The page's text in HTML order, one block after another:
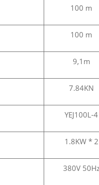
100 m
100 m
9,1m
7.84KN
YEJ100L-4
1.8KW * 2
380V